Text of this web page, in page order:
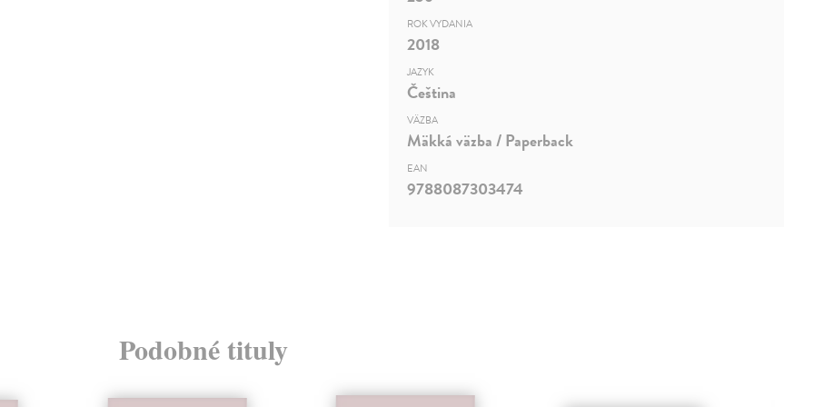
ROK VYDANIA
2018
JAZYK
Čeština
VÄZBA
Mäkká väzba / Paperback
EAN
9788087303474
Podobné tituly